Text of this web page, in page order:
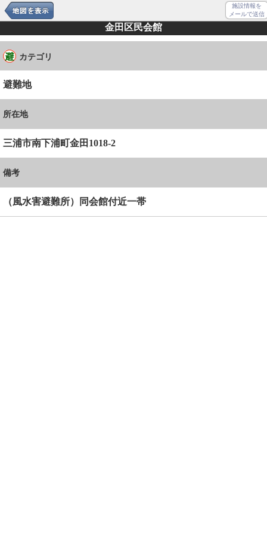
施設情報を
メールで送信
金田区民会館
カテゴリ
避難地
所在地
三浦市南下浦町金田1018-2
備考
（風水害避難所）同会館付近一帯